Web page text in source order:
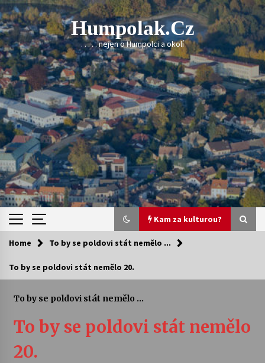
Skip
to
content
Humpolak.cz
. . . . . nejen o Humpolci a okolí
Kam za kulturou?
Kam za kulturou?
10. 8. 2026
Letní koncerty ve Stromovce: Ars Camerata a
Home To by se poldovi stát nemělo ...
To by se poldovi stát nemělo 20.
To by se poldovi stát nemělo ...
To by se poldovi stát nemělo
20.